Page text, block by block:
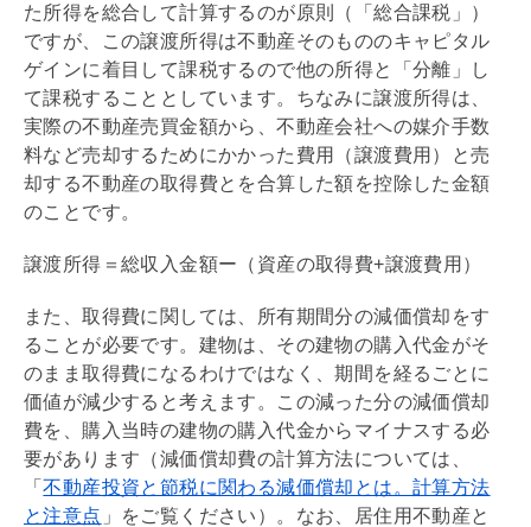
た所得を総合して計算するのが原則（「総合課税」）
ですが、この譲渡所得は不動産そのもののキャピタル
ゲインに着目して課税するので他の所得と「分離」し
て課税することとしています。ちなみに譲渡所得は、
実際の不動産売買金額から、不動産会社への媒介手数
料など売却するためにかかった費用（譲渡費用）と売
却する不動産の取得費とを合算した額を控除した金額
のことです。
譲渡所得＝総収入金額ー（資産の取得費+譲渡費用）
また、取得費に関しては、所有期間分の減価償却 をす
ることが必要です。建物は、その建物の購入代金がそ
のまま取得費になるわけではなく、期間を経るごとに
価値が減少すると考えます。この減った分の減価償却
費を、購入当時の建物の購入代金からマイナスする必
要があります（減価償却費の計算方法については、
「不動産投資と節税に関わる減価償却とは。計算方法
と注意点 」をご覧ください）。なお、居住用不動産と